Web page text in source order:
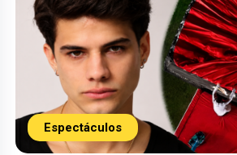
Espectáculos